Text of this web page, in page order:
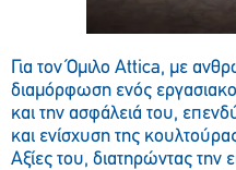
Για τον Όμιλο Attica, με
διαμόρφωση ενός
και την ασφάλειά του,
και ενίσχυση της
Αξίες του, διατηρώντας